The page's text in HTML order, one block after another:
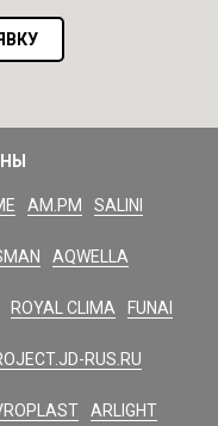
AM.PM SALINI
AQWELLA
ROYAL CLIMA FUNAI
RUS.RU
ARLIGHT